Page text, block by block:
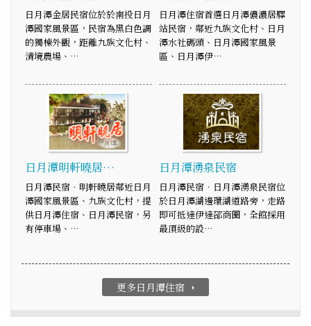
日月潭金居民宿位於於南投日月
潭國家風景區，民宿為黑白色調
的獨棟外觀，距離九族文化村、
清境農場、…
日月潭住宿首選日月潭儂濃居驛
站民宿，鄰近九族文化村、日月
潭水社碼頭、日月潭國家風景
區、日月潭伊…
日月潭明軒曉居…
日月潭民宿．明軒曉居鄰近日月
潭國家風景區、九族文化村，提
供日月潭住宿、日月潭民宿，另
有停車場、…
日月潭湧泉民宿
日月潭民宿‧日月潭湧泉民宿位
於日月潭湖邊環湖道路旁，走路
即可抵達伊達邵商圈，全館採用
最頂級的設…
更多日月潭住宿 arrow_right